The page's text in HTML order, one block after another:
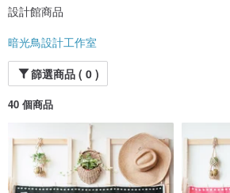
設計館商品
暗光鳥設計工作室
篩選商品 ( 0 )
40 個商品